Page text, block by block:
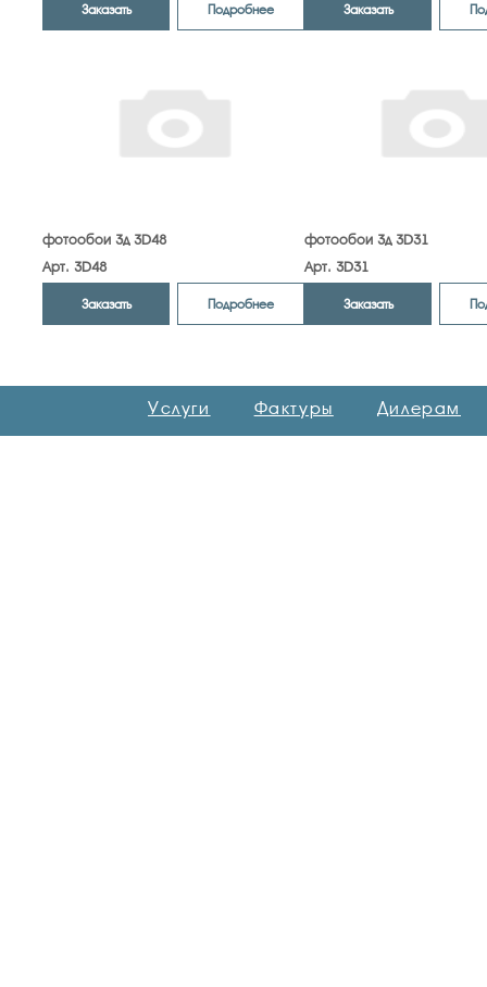
Заказать Подробнее Заказать
фотообои 3д 3D48
Арт. 3D48
Заказать Подробнее
фотообои 3д 3D31
Арт. 3D31
Заказать
Услуги Фактуры Дилерам